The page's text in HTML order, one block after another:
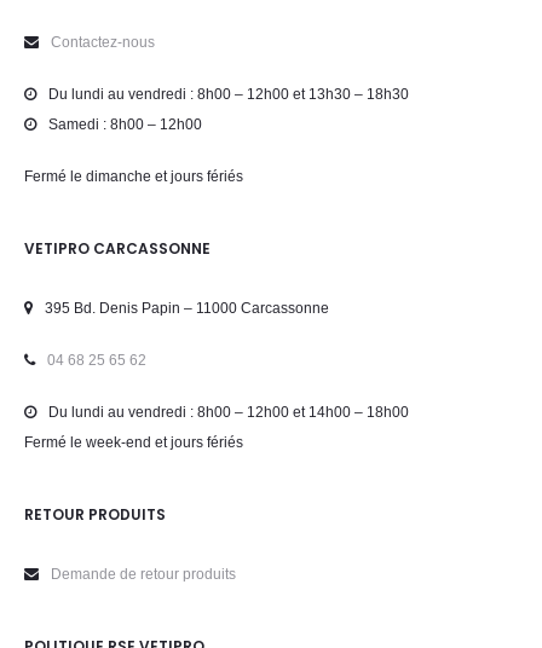
Contactez-nous
Du lundi au vendredi : 8h00 – 12h00 et 13h30 – 18h30
Samedi : 8h00 – 12h00
Fermé le dimanche et jours fériés
VETIPRO CARCASSONNE
395 Bd. Denis Papin – 11000 Carcassonne
04 68 25 65 62
Du lundi au vendredi : 8h00 – 12h00 et 14h00 – 18h00
Fermé le week-end et jours fériés
RETOUR PRODUITS
Demande de retour produits